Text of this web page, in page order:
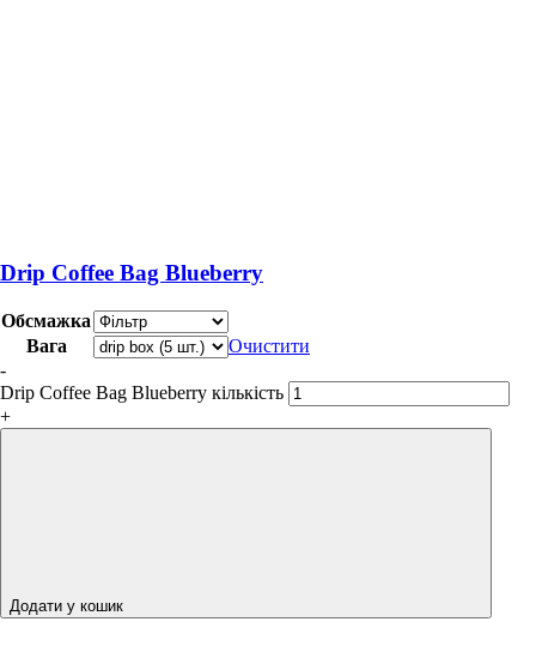
Drip Coffee Bag Blueberry
Обсмажка
Вага
Очистити
-
Drip Coffee Bag Blueberry кількість
+
Додати у кошик